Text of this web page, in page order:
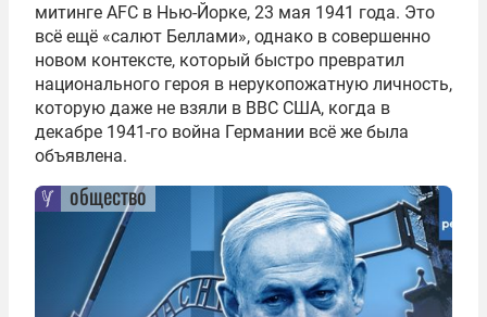
митинге AFC в Нью-Йорке, 23 мая 1941 года. Это
всё ещё «салют Беллами», однако в совершенно
новом контексте, который быстро превратил
национального героя в нерукопожатную личность,
которую даже не взяли в ВВС США, когда в
декабре 1941-го война Германии всё же была
объявлена.
общество